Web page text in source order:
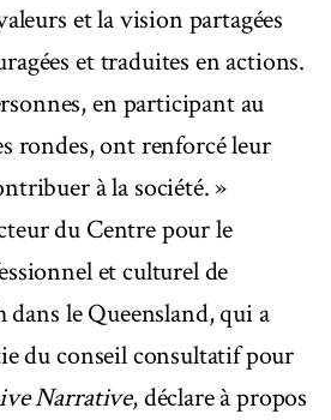
et la vision partagées
et traduites en actions.
en participant au
rondes, ont renforcé leur
à la société. »
du Centre pour le
et culturel de
le Queensland, qui a
du conseil consultatif pour
Narrative, déclare à propos